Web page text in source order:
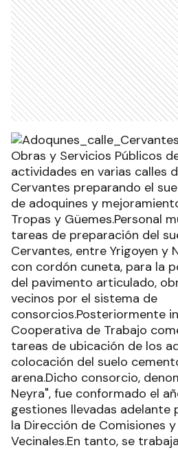
Obras y Servicios Públicos
actividades en varias calles
Cervantes preparando el
de adoquines y
Tropas y Güemes.Personal
tareas de preparación del
Cervantes, entre Yrigoyen y
con cordón cuneta, para la
del pavimento articulado,
vecinos por el sistema de
consorcios.Posteriormente
Cooperativa de Trabajo
tareas de ubicación de los
colocación del suelo
arena.Dicho consorcio,
Neyra", fue conformado el
gestiones llevadas adelante
la Dirección de Comisiones
Vecinales.En tanto, se